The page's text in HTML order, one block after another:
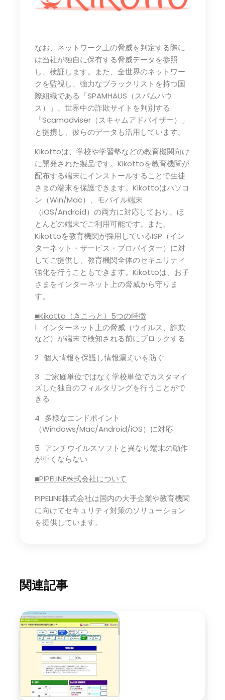
なお、ネットワーク上の脅威を判定する際に
は当社が独自に保有する脅威データを参照
し、検証します。また、全世界のネットワー
クを監視し、強力なブラックリストを持つ国
際組織である「SPAMHAUS（スパムハウ
ス）」、世界中の詐欺サイトを判別する
「Scamadviser（スキャムアドバイザー）」
と提携し、彼らのデータも活用しています。
Kikottoは、学校や学習塾などの教育機関向け
に開発された製品です。Kikottoを教育機関が
配布する端末にインストールすることで生徒
さまの端末を保護できます。Kikottoはパソコ
ン（Win/Mac）、モバイル端末
（iOS/Android）の両方に対応しており、ほ
とんどの端末でご利用可能です。また、
Kikottoを教育機関が採用しているISP（イン
ターネット・サービス・プロバイダー）に対
してご提供し、教育機関全体のセキュリティ
強化を行うこともできます。Kikottoは、お子
さまをインターネット上の脅威から守りま
す。
■Kikotto（きこっと）5つの特徴
インターネット上の脅威（ウイルス、詐欺
など）が端末で検知される前にブロックする
個人情報を保護し情報漏えいを防ぐ
ご家庭単位ではなく学校単位でカスタマイ
ズした独自のフィルタリングを行うことがで
きる
多様なエンドポイント
（Windows/Mac/Android/iOS）に対応
アンチウイルスソフトと異なり端末の動作
が重くならない
■PIPELINE株式会社について
PIPELINE株式会社は国内の大手企業や教育機関
に向けてセキュリティ対策のソリューション
を提供しています。
関連記事